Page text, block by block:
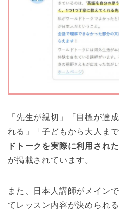
「先生が親切」「目標が達
れる」「子どもから大人ま
ドトークを実際に利用され
が掲載されています。
また、日本人講師がメイン
てレッスン内容が決められる